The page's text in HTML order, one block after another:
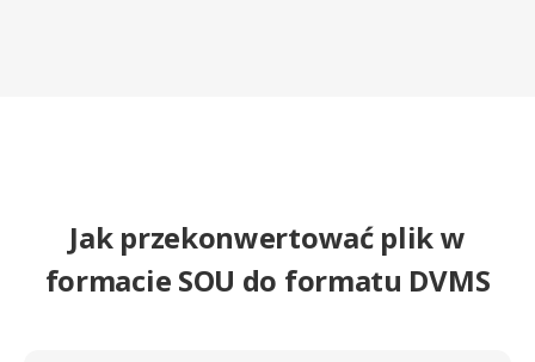
Jak przekonwertować plik w
formacie SOU do formatu DVMS